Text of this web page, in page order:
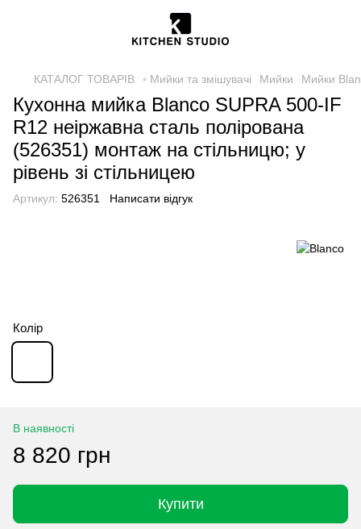
КАТАЛОГ ТОВАРІВ ◦ Мийки та змішувачі Мийки Мийки
Кухонна мийка Blanco SUPRA 500-IF
R12 неіржавна сталь полірована
(526351) монтаж на стільницю; у
рівень зі стільницею
Артикул: 526351 Написати відгук
Колір
В наявності
8 820 грн
Купити